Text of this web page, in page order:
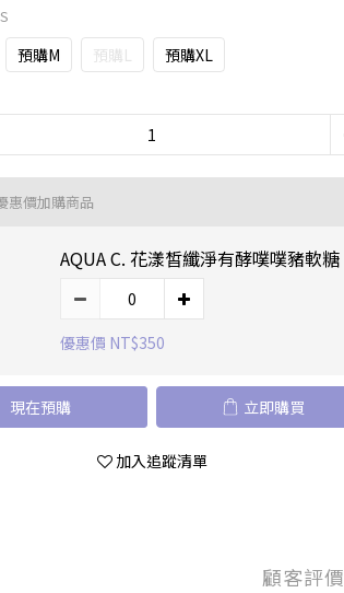
預購M 預購L 預購XL
惠價加購商品
AQUA C. 花漾皙纖淨有酵噗噗豬軟糖
優惠價 NT$350
現在預購 立即購買
加入追蹤清單
顧客評價